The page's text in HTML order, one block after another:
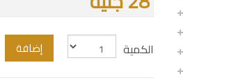
الكمية إضافة